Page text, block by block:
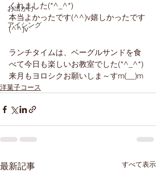
お出かけ
アイシング
くれました(*^_^*)
本当よかったです(^^)v嬉しかったです
(^^)v
ランチタイムは、ベーグルサンドを食
べて今日も楽しいお教室でした(*^_^*)
来月もヨロシクお願いしま～すm(__)m
洋菓子コース
最新記事 すべて表示